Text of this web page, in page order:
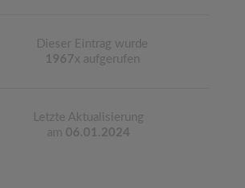
Dieser Eintrag wurde
1967x aufgerufen
Letzte Aktualisierung
am 06.01.2024